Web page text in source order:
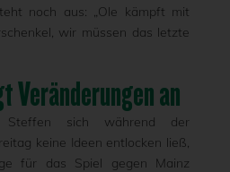
noch aus: „Ole kämpft mit
wir müssen das letzte
Veränderungen an
sich während der
keine Ideen entlocken ließ,
für das Spiel gegen Mainz